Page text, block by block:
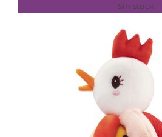
Sin stock
DETALLES